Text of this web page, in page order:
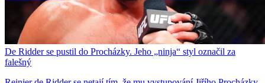
De Ridder se pustil do Procházky. Jeho „ninja“ styl označil za
falešný